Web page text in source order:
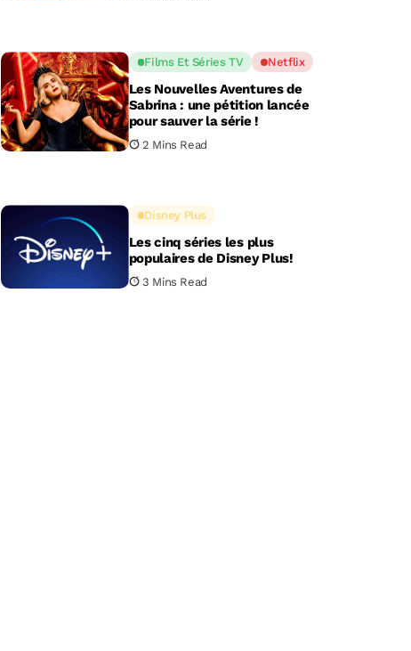
Films Et Séries TV Netflix
Les Nouvelles Aventures de
Sabrina : une pétition lancée
pour sauver la série !
2 Mins Read
Disney Plus
Les cinq séries les plus
populaires de Disney Plus!
3 Mins Read